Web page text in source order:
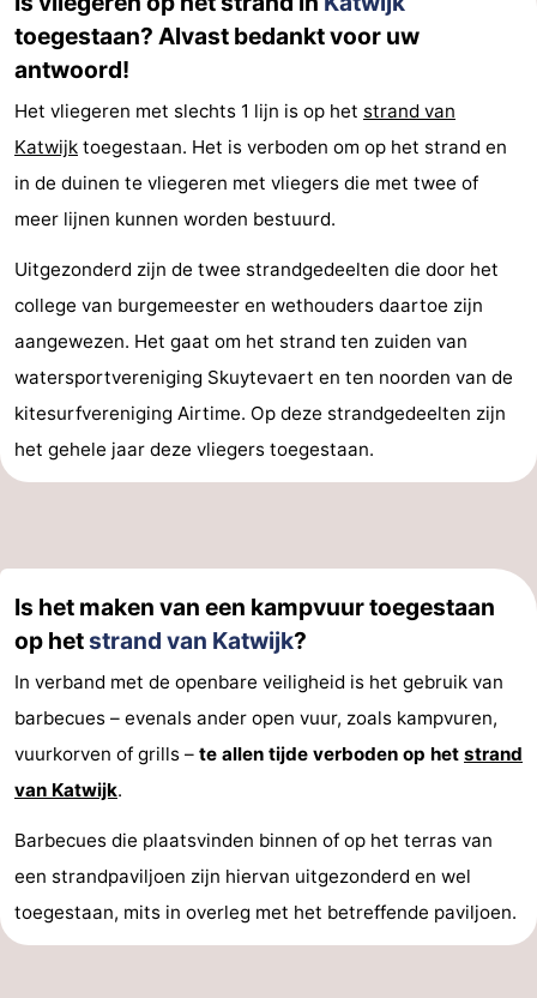
toegestaan? Alvast bedankt voor uw
antwoord!
Het vliegeren met slechts 1 lijn is op het strand van
Katwijk toegestaan. Het is verboden om op het strand en
in de duinen te vliegeren met vliegers die met twee of
meer lijnen kunnen worden bestuurd.
Uitgezonderd zijn de twee strandgedeelten die door het
college van burgemeester en wethouders daartoe zijn
aangewezen. Het gaat om het strand ten zuiden van
watersportvereniging Skuytevaert en ten noorden van de
kitesurfvereniging Airtime. Op deze strandgedeelten zijn
het gehele jaar deze vliegers toegestaan.
Is het maken van een kampvuur toegestaan
op hetstrand van Katwijk?
In verband met de openbare veiligheid is het gebruik van
barbecues – evenals ander open vuur, zoals kampvuren,
vuurkorven of grills – te allen tijde verboden op het strand
van Katwijk.
Barbecues die plaatsvinden binnen of op het terras van
een strandpaviljoen zijn hiervan uitgezonderd en wel
toegestaan, mits in overleg met het betreffende paviljoen.